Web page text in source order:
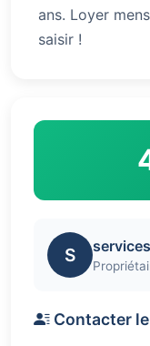
ans. Loyer
saisir !
S
Contacter